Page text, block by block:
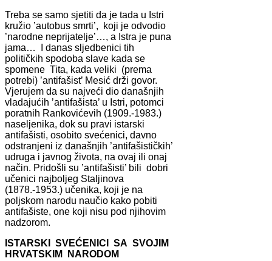
Treba se samo sjetiti da je tada u Istri
kružio ’autobus smrti’, koji je odvodio
’narodne neprijatelje’…, a Istra je puna
jama… I danas sljedbenici tih
političkih spodoba slave kada se
spomene Tita, kada veliki (prema
potrebi) ’antifašist’ Mesić drži govor.
Vjerujem da su najveći dio današnjih
vladajućih ’antifašista’ u Istri, potomci
poratnih Rankovićevih (1909.-1983.)
naseljenika, dok su pravi istarski
antifašisti, osobito svećenici, davno
odstranjeni iz današnjih ’antifašističkih’
udruga i javnog života, na ovaj ili onaj
način. Pridošli su ’antifašisti’ bili dobri
učenici najboljeg Staljinova
(1878.-1953.) učenika, koji je na
poljskom narodu naučio kako pobiti
antifašiste, one koji nisu pod njihovim
nadzorom.
ISTARSKI SVEĆENICI SA SVOJIM
HRVATSKIM NARODOM